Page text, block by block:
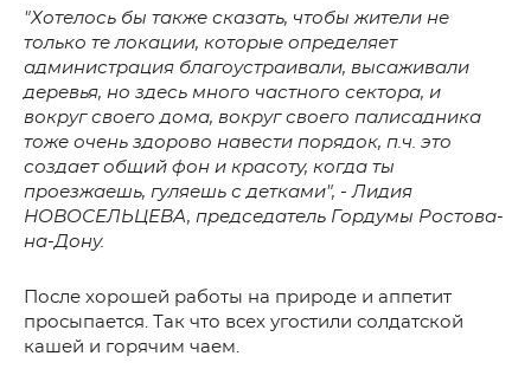
"Хотелось бы также сказать, чтобы жители не
только те локации, которые определяет
администрация благоустраивали, высаживали
деревья, но здесь много частного сектора, и
вокруг своего дома, вокруг своего палисадника
тоже очень здорово навести порядок, п.ч. это
создает общий фон и красоту, когда ты
проезжаешь, гуляешь с детками", - Лидия
НОВОСЕЛЬЦЕВА, председатель Гордумы Ростова-
на-Дону.
После хорошей работы на природе и аппетит
просыпается. Так что всех угостили солдатской
кашей и горячим чаем.